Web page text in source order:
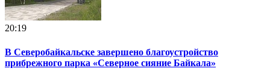
20:19
В Северобайкальске завершено благоустройство
прибрежного парка «Северное сияние Байкала»